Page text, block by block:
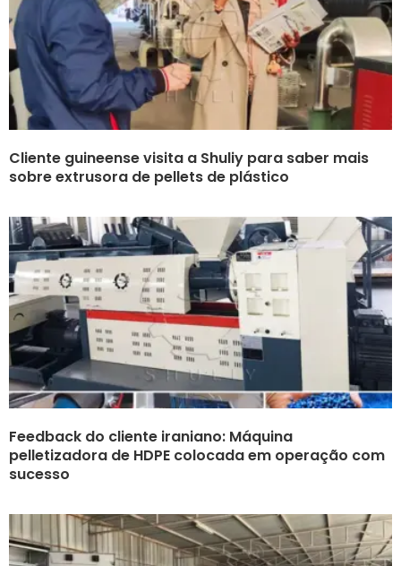
Cliente guineense visita a Shuliy para saber mais
sobre extrusora de pellets de plástico
Feedback do cliente iraniano: Máquina
pelletizadora de HDPE colocada em operação com
sucesso